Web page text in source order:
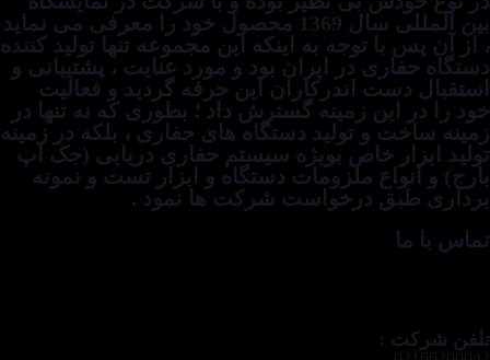
بین المللی سال 1369 محصول خود را معرفی می نماید
، از آن پس با توجه به اینکه این مجموعه تنها تولید کننده
دستگاه حفاری در ایران بود و مورد عنایت ، پشتیبانی و
استقبال دست اندرکاران این حرفه گردید و فعالیت
خود را در این زمینه گسترش داد ؛ بطوری که نه تنها در
زمینه ساخت و تولید دستگاه های حفاری ، بلکه در زمینه
تولید ابزار خاص بویژه سیستم حفاری دریایی (جک آپ
بارج) و انواع ملزومات دستگاه و ابزار تست و نمونه
برداری طبق درخواست شرکت ها نمود .
تماس با ما
تلفن شرکت :